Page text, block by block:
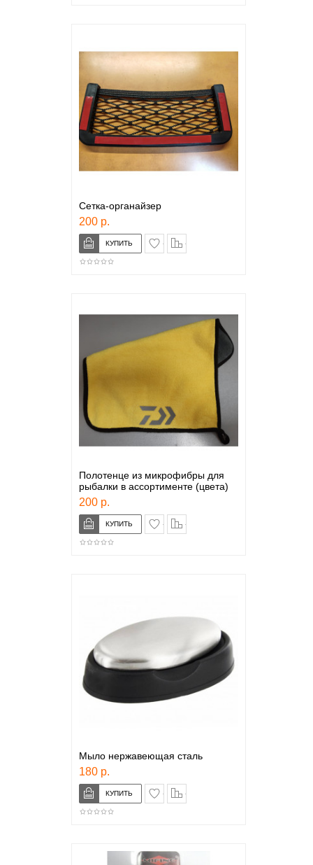
Сетка-органайзер
200 р.
в закладки
Полотенце из микрофибры для
рыбалки в ассортименте (цвета)
200 р.
в закладки
Мыло нержавеющая сталь
180 р.
в закладки